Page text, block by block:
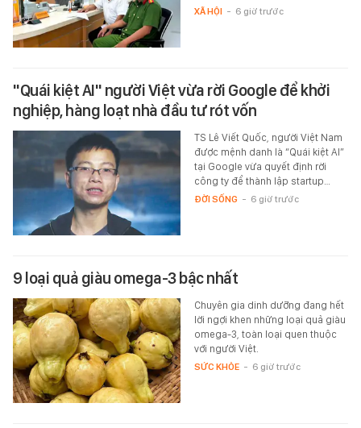
XÃ HỘI - 6 giờ trước
"Quái kiệt AI" người Việt vừa rời Google để khởi
nghiệp, hàng loạt nhà đầu tư rót vốn
TS Lê Viết Quốc, người Việt Nam
được mệnh danh là “Quái kiệt AI”
tại Google vừa quyết định rời
công ty để thành lập startup…
ĐỜI SỐNG - 6 giờ trước
9 loại quả giàu omega-3 bậc nhất
Chuyên gia dinh dưỡng đang hết
lời ngợi khen những loại quả giàu
omega-3, toàn loại quen thuộc
với người Việt.
SỨC KHỎE - 6 giờ trước